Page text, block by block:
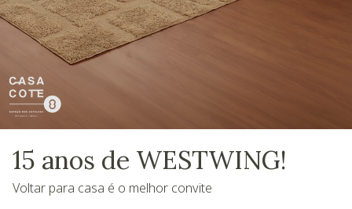
15 anos de WESTWING!
Voltar para casa é o melhor convite